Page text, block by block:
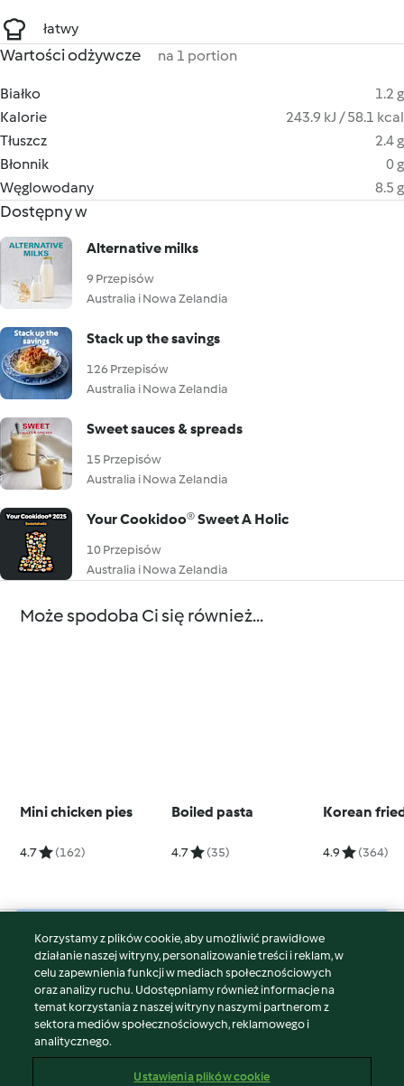
łatwy
Wartości odżywcze na 1 portion
Białko
1.2 g
Kalorie
243.9 kJ / 58.1 kcal
Tłuszcz
2.4 g
Błonnik
0 g
Węglowodany
8.5 g
Dostępny w
Alternative milks
9 Przepisów
Australia i Nowa Zelandia
Stack up the savings
126 Przepisów
Australia i Nowa Zelandia
Sweet sauces & spreads
15 Przepisów
Australia i Nowa Zelandia
Your Cookidoo® Sweet A Holic
10 Przepisów
Australia i Nowa Zelandia
Może spodoba Ci się również...
Mini chicken pies
4.7 (162)
Boiled pasta
4.7 (35)
Korean
4.9 (364)
© Copyright 2026
Warunki korzystania
Polityka prywatności
Disclaimer
Znak wydawcy
Korzystamy z plików cookie, aby umożliwić prawidłowe
działanie naszej witryny, personalizowanie treści i reklam, w
celu zapewnienia funkcji w mediach społecznościowych
oraz analizy ruchu. Udostępniamy również informacje na
temat korzystania z naszej witryny naszymi partnerom z
sektora mediów społecznościowych, reklamowego i
analitycznego.
Ustawienia plików cookie